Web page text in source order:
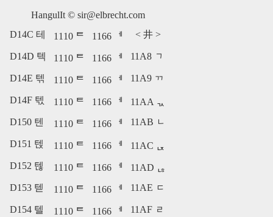
HangulIt © sir@elbrecht.com
D14C 테
1110 ᄐ 1166 ᅦ < 井 >
D14D 텍 1110 ᄐ 1166 ᅦ 11A8 ᆨ
D14E 텎 1110 ᄐ 1166 ᅦ 11A9 ᆩ
D14F 텏 1110 ᄐ 1166 ᅦ
11AA ᆪ
D150 텐
1110 ᄐ 1166 ᅦ 11AB ᆫ
D151 텑 1110 ᄐ 1166 ᅦ
11AC ᆬ
D152 텒
1110 ᄐ 1166 ᅦ
11AD ᆭ
D153 텓
1110 ᄐ 1166 ᅦ 11AE ᆮ
D154 텔 1110 ᄐ 1166 ᅦ 11AF ᆯ